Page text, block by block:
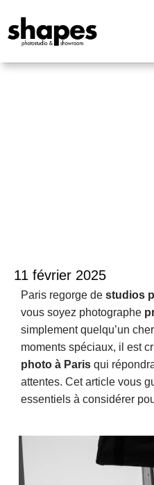
11 février 2025
Paris regorge de studios
vous soyez photographe
simplement quelqu’un
moments spéciaux, il est
photo à Paris qui
attentes. Cet article vous
essentiels à considérer